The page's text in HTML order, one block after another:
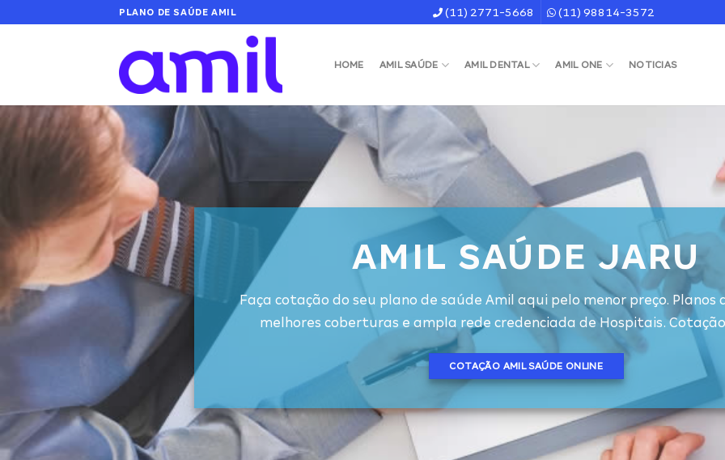
PLANO DE SAÚDE AMIL (11) 2771-5668 (11) 98814-3572
HOME AMIL SAÚDE AMIL DENTAL AMIL ONE NOTICIAS
AMIL SAÚDE JARU
Faça cotação do seu plano de saúde Amil aqui pelo menor preço. Planos
melhores coberturas e ampla rede credenciada de Hospitais.
COTAÇÃO AMIL SAÚDE ONLINE